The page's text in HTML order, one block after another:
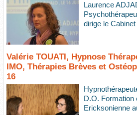
Laurence
dirige le
Valérie TOUATI, Hypnose
IMO, Thérapies Brèves et
16
D.O. Formation
Ericksonienne